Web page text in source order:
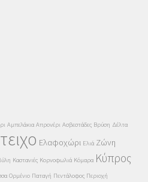
Αμπελάκια Απρονέρι Ασβεστάδες Βρύση Δέλτα
Ελαφοχώρι Ελιά Ζώνη
Καστανιές Κορνοφωλιά Κόμαρα Κύπρος
Ορμένιο Παταγή Πεντάλοφος Περιοχή